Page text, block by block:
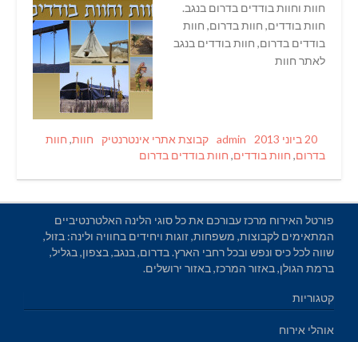
חוות וחוות בודדים בדרום בנגב.
חוות בודדים, חוות בדרום, חוות
בודדים בדרום, חוות בודדים בנגב
לאתר חוות
Posted
on
20 ביוני 2013 Author
admin
Categories
קבוצת אתרי אינטרנטיק Tags
חוות, חוות
בדרום, חוות בודדים, חוות בודדים בדרום
פורטל האירוח מרכז עבורכם את כל סוגי הלינה האלטרנטיביים
המתאימים לקבוצות, משפחות, זוגות ויחידים בחוויה ולינה: בזול,
שווה לכל כיס ונפש ובכל רחבי הארץ. בדרום, בנגב, בצפון, בגליל,
ברמת הגולן, באזור המרכז, באזור ירושלים.
קטגוריות
אוהלי אירוח